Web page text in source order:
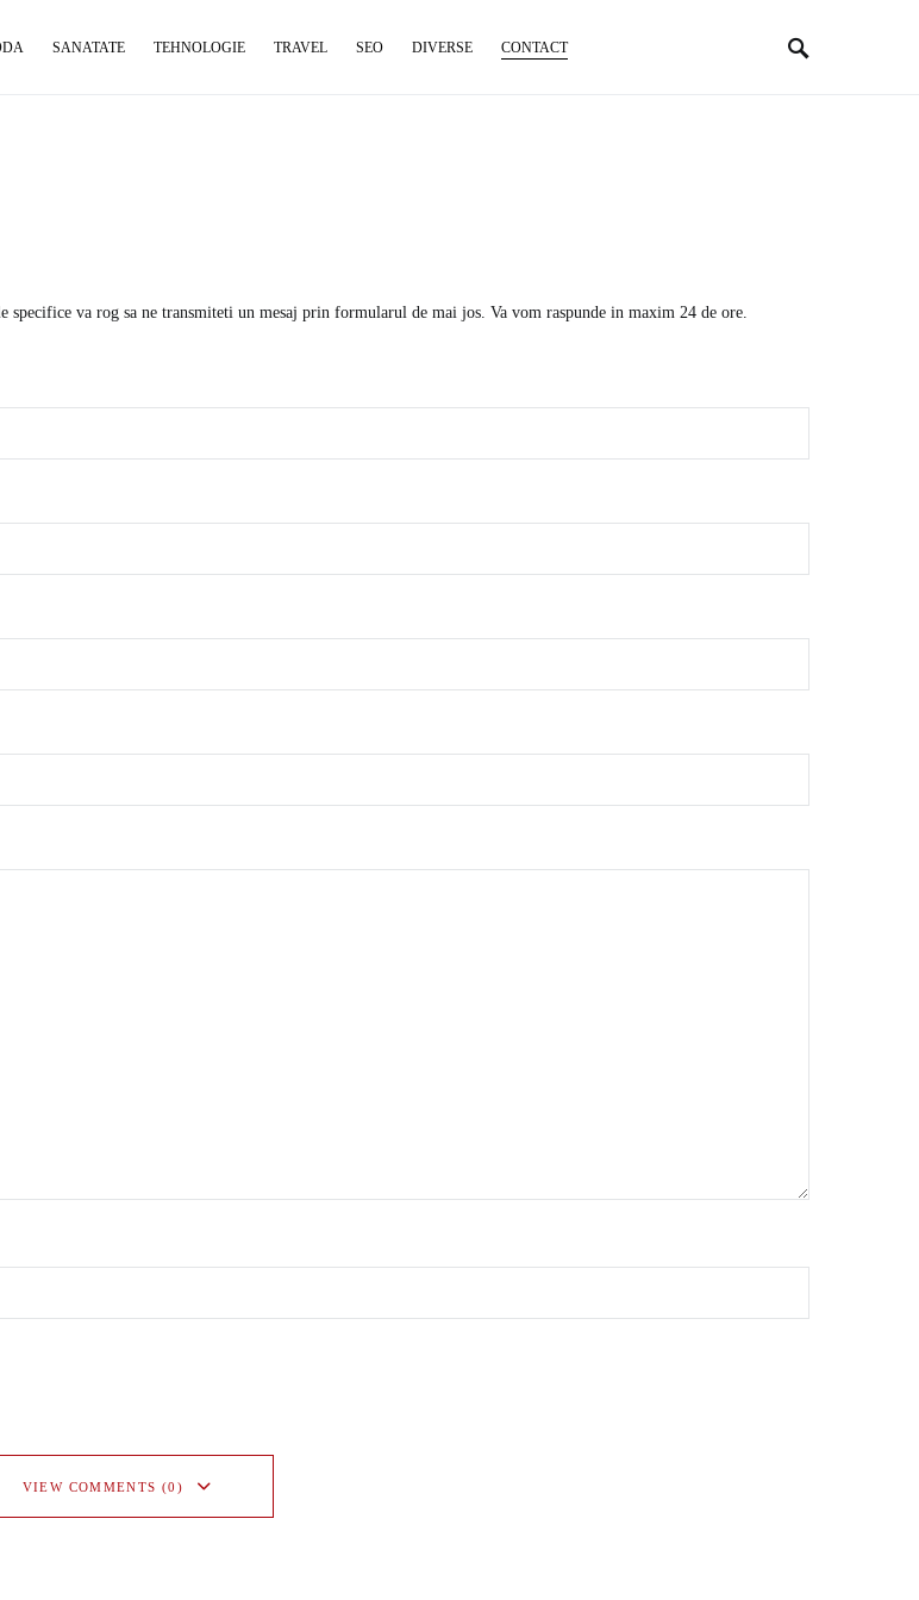
SANATATE TEHNOLOGIE TRAVEL SEO DIVERSE CONTACT
va rog sa ne transmiteti un mesaj prin formularul de mai jos. Va vom raspunde in maxim 24 de ore.
VIEW COMMENTS (0)